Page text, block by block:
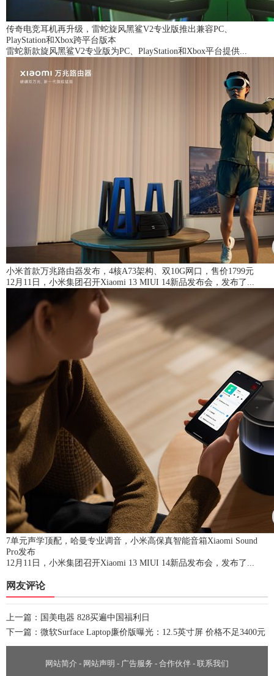
传奇电竞耳机再升级，雷蛇旋风黑鲨V2专业版推出兼容PC、
PlayStation和Xbox跨平台版本
雷蛇新款旋风黑鲨V2专业版为PC、PlayStation和Xbox平台提供...
小米首款万兆路由器发布，4核A73架构、双10G网口，售价1799元
12月11日，小米集团召开Xiaomi 13 MIUI 14新品发布会，发布了...
7单元声学顶配，哈曼专业调音，小米高保真智能音箱Xiaomi Sound
Pro发布
12月11日，小米集团召开Xiaomi 13 MIUI 14新品发布会，发布了...
网友评论
上一篇： 国美电器 828买遍中国福利日
下一篇： 微软Surface Laptop廉价版曝光：12.5英寸屏 价格不足3400元
网站简介 - 网站声明 - 广告服务 - 合作伙伴 - 联系我们